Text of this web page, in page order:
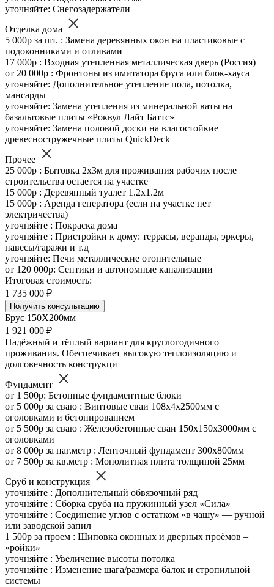
уточняйте: Снегозадержатели
Отделка дома
5 000р за шт. : Замена деревянных окон на пластиковые с
подоконниками и отливами
17 000р : Входная утепленная металлическая дверь (Россия)
от 20 000р : Фронтоны из имитатора бруса или блок-хауса
уточняйте: Дополнительное утепление пола, потолка,
мансарды
уточняйте: Замена утепления из минеральной ваты на
базальтовые плиты «Роквул Лайт Баттс»
уточняйте: Замена половой доски на влагостойкие
древесностружечные плиты QuickDeck
Прочее
25 000р : Бытовка 2х3м для проживания рабочих после
строительства остается на участке
15 000р : Деревянный туалет 1.2х1.2м
15 000р : Аренда генератора (если на участке нет
электричества)
уточняйте : Покраска дома
уточняйте : Пристройки к дому: террасы, веранды, эркеры,
навесы/гаражи и т.д
уточняйте: Печи металлические отопительные
от 120 000р: Септики и автономные канализации
Итоговая стоимость:
1 735 000 ₽
Получить консультацию
Брус 150Х200мм
1 921 000 ₽
Надёжный и тёплый вариант для круглогодичного
проживания. Обеспечивает высокую теплоизоляцию и
долговечность конструкци
Фундамент
от 1 500р: Бетонные фундаментные блоки
от 5 000р за сваю : Винтовые сваи 108х4х2500мм с
оголовками и бетонированием
от 5 500р за сваю : Железобетонные сваи 150х150х3000мм с
оголовками
от 8 000р за паг.метр : Ленточный фундамент 300х800мм
от 7 500р за кв.метр : Монолитная плита толщиной 25мм
Сруб и конструкция
уточняйте : Дополнительный обвязочный ряд
уточняйте : Сборка сруба на пружинный узел «Сила»
уточняйте : Соединение углов с остатком «в чашу» — ручной
или заводской запил
1 500р за проем : Шиповка оконных и дверных проёмов –
«ройки»
уточняйте : Увеличение высоты потолка
уточняйте : Изменение шага/размера балок и стропильной
системы